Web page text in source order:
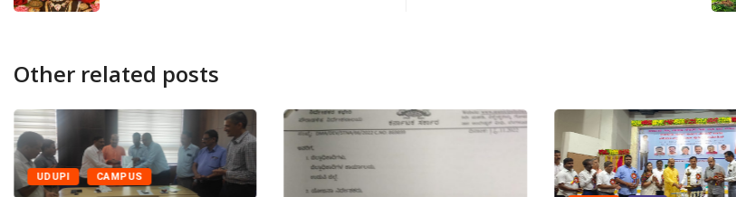
Other related posts
UDUPI CAMPUS